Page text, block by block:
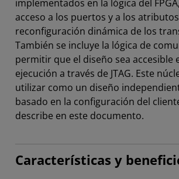
implementados en la lógica del
acceso a los puertos y a los
reconfiguración dinámica de los
También se incluye la lógica de
permitir que el diseño sea accesible
ejecución a través de JTAG. Este
utilizar como un diseño
basado en la configuración del
describe en este documento.
Características y